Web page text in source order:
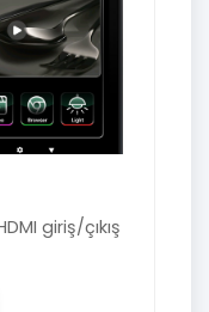
giriş/çıkış